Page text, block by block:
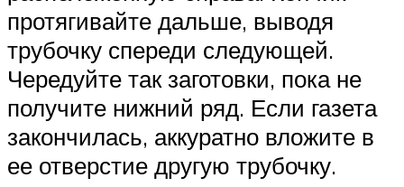
протягивайте дальше, выводя
трубочку спереди следующей.
Чередуйте так заготовки, пока не
получите нижний ряд. Если газета
закончилась, аккуратно вложите в
ее отверстие другую трубочку.